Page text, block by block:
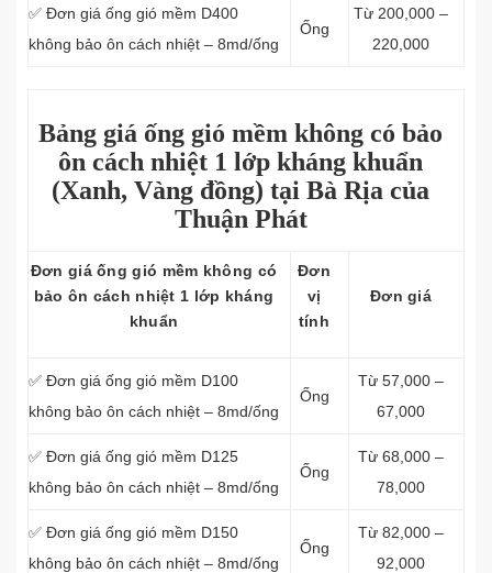
✅ Đơn giá ống gió mềm D400
không bảo ôn cách nhiệt – 8md/ống
Ống
Từ 200,000 –
220,000
Bảng giá ống gió mềm không có bảo
ôn cách nhiệt 1 lớp kháng khuẩn
(Xanh, Vàng đồng) tại Bà Rịa của
Thuận Phát
Đơn giá ống gió mềm không có
bảo ôn cách nhiệt 1 lớp kháng
khuẩn
Đơn
vị
tính
Đơn giá
✅ Đơn giá ống gió mềm D100
không bảo ôn cách nhiệt – 8md/ống
Ống
Từ 57,000 –
67,000
✅ Đơn giá ống gió mềm D125
không bảo ôn cách nhiệt – 8md/ống
Ống
Từ 68,000 –
78,000
✅ Đơn giá ống gió mềm D150
không bảo ôn cách nhiệt – 8md/ống
Ống
Từ 82,000 –
92,000